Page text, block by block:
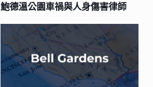
鮑德溫公園車禍與人身傷害律師